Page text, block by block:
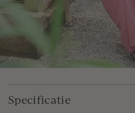
Specificatie